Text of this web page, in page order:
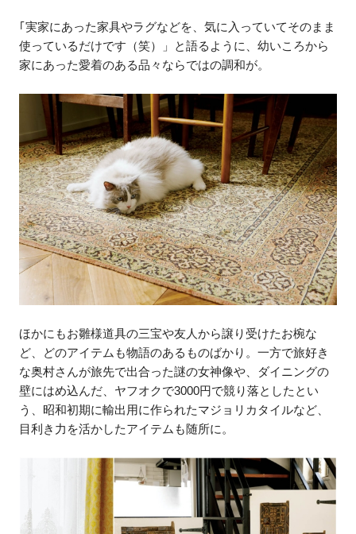
｢実家にあった家具やラグなどを、気に入っていてそのまま
使っているだけです（笑）」と語るように、幼いころから
家にあった愛着のある品々ならではの調和が。
ほかにもお雛様道具の三宝や友人から譲り受けたお椀な
ど、どのアイテムも物語のあるものばかり。一方で旅好き
な奥村さんが旅先で出合った謎の女神像や、ダイニングの
壁にはめ込んだ、ヤフオクで3000円で競り落としたとい
う、昭和初期に輸出用に作られたマジョリカタイルなど、
目利き力を活かしたアイテムも随所に。